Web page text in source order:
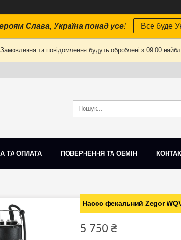
Слава, Україна понад усе! Все буде
та повідомлення будуть оброблені з 09:00
ТА ОПЛАТА ПОВЕРНЕННЯ ТА ОБМІН
Насос фекальний Zegor
5 750 ₴